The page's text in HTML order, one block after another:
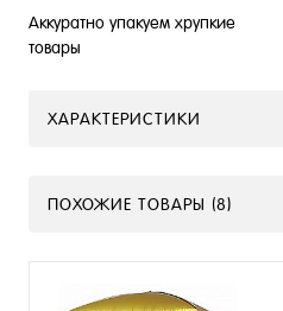
Аккуратно упакуем хрупкие
товары
ХАРАКТЕРИСТИКИ
ПОХОЖИЕ ТОВАРЫ (8)